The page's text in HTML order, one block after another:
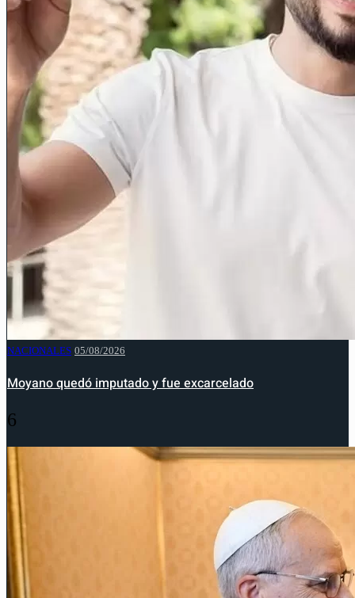
NACIONALES 05/08/2026
Moyano quedó imputado y fue excarcelado
6